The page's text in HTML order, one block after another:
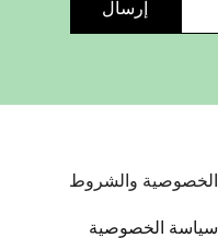
الخصوصية والشروط
سياسة الخصوصية